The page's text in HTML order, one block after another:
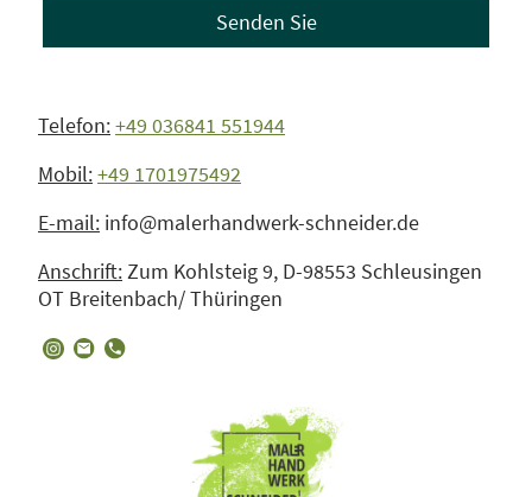
Senden Sie
Telefon:+49 036841 551944
Mobil:+49 1701975492
E-mail: info@malerhandwerk-schneider.de
Anschrift:Zum Kohlsteig 9, D-98553 Schleusingen
OT Breitenbach/ Thüringen